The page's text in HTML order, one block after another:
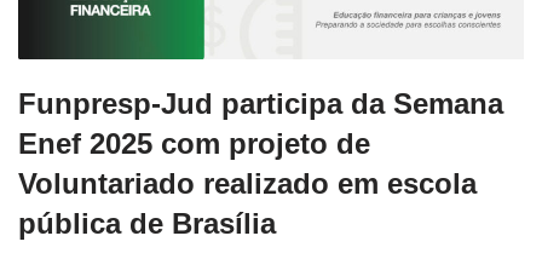
Funpresp-Jud participa da Semana
Enef 2025 com projeto de
Voluntariado realizado em escola
pública de Brasília